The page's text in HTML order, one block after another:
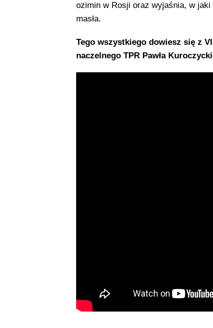
ozimin w Rosji oraz wyjaśnia, w
masła.
Tego wszystkiego dowiesz się z
naczelnego TPR Pawła